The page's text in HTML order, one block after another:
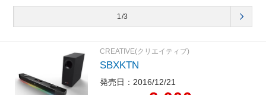
1/3
CREATIVE(クリエイティブ)
SBXKTN
発売日：2016/12/21